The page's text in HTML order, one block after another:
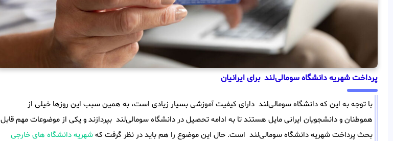
پرداخت شهریه دانشگاه سومالی‌لند برای ایرانیان
با توجه به این که دانشگاه سومالی‌لند دارای کیفیت آموزشی بسیار زیادی است، به همین سبب این روزها خیلی از
هموطنان و دانشجویان ایرانی مایل هستند تا به ادامه تحصیل در دانشگاه سومالی‌لند بپردازند و یکی از موضوعات مهم قابل
بحث پرداخت شهریه دانشگاه سومالی‌لند است. حال این موضوع را هم باید در نظر گرفت کهشهریه دانشگاه های خارجی